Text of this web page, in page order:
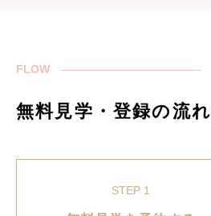
FLOW
無料見学・登録の流れ
STEP 1